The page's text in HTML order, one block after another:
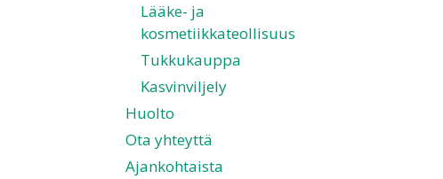
Lääke- ja
kosmetiikkateollisuus
Tukkukauppa
Kasvinviljely
Huolto
Ota yhteyttä
Ajankohtaista